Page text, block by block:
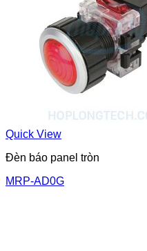
Quick View
Đèn báo panel tròn
MRP-AD0G